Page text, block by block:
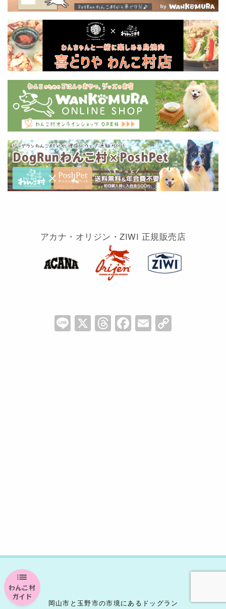
わんこ村
ガイド
アカナ・オリジン・ZIWI 正規販売店
Li
n
X T
hr
F
a
E
m
岡山市と玉野市の市境にあるドッグラン